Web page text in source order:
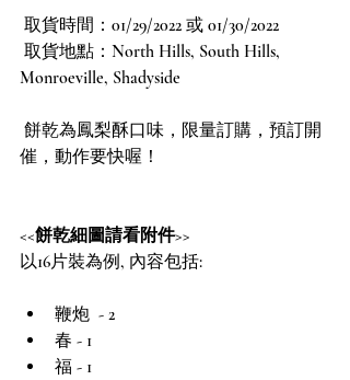
取貨時間：01/29/2022 或 01/30/2022
Monroeville, Shadyside
催，動作要快喔！
<<餅乾細圖請看附件>>
以16片裝為例, 內容包括:
鞭炮  - 2
春 - 1
福 - 1